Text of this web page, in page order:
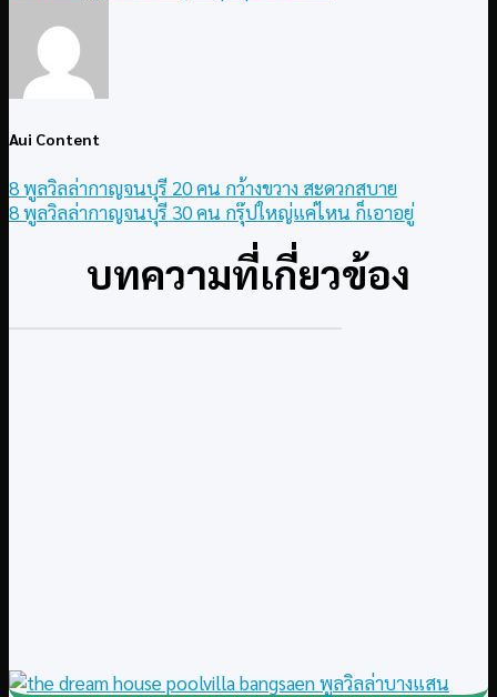
Aui Content
8 พูลวิลล่ากาญจนบุรี 20 คน กว้างขวาง สะดวกสบาย
8 พูลวิลล่ากาญจนบุรี 30 คน กรุ๊ปใหญ่แค่ไหน ก็เอาอยู่
บทความที่เกี่ยวข้อง